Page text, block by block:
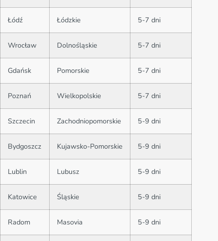
Łódź Łódzkie 5-7 dni
Wrocław Dolnośląskie 5-7 dni
Gdańsk Pomorskie 5-7 dni
Poznań Wielkopolskie 5-7 dni
Szczecin Zachodniopomorskie 5-9 dni
Bydgoszcz Kujawsko-Pomorskie 5-9 dni
Lublin Lubusz 5-9 dni
Katowice Śląskie 5-9 dni
Radom Masovia 5-9 dni